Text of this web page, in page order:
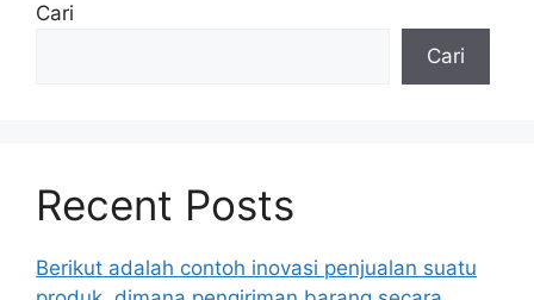
Cari
Cari
Recent Posts
Berikut adalah contoh inovasi penjualan suatu